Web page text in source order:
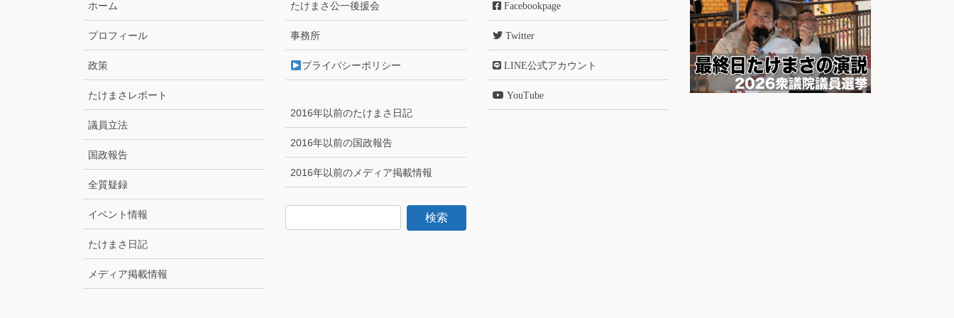
カ
ホーム
プロフィール
政策
たけまさレポート
議員立法
国政報告
全質疑録
イベント情報
たけまさ日記
メディア掲載情報
たけまさ公一後援会
事務所
プライバシーポリシー
2016年以前のたけまさ日記
2016年以前の国政報告
2016年以前のメディア掲載情報
Facebookpage
Twitter
LINE公式アカウント
YouTube